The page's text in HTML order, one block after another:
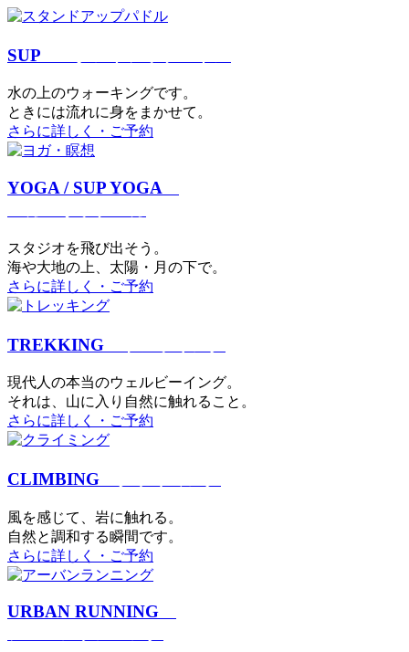
SUP
⽔の上のウォーキングです。
ときには流れに身をまかせて。
さらに詳しく・ご予約
YOGA / SUP YOGA
スタジオを⾶び出そう。
海や大地の上、太陽・⽉の下で。
さらに詳しく・ご予約
TREKKING
現代⼈の本当のウェルビーイング。
それは、⼭に⼊り⾃然に触れること。
さらに詳しく・ご予約
CLIMBING
⾵を感じて、岩に触れる。
⾃然と調和する瞬間です。
さらに詳しく・ご予約
URBAN RUNNING